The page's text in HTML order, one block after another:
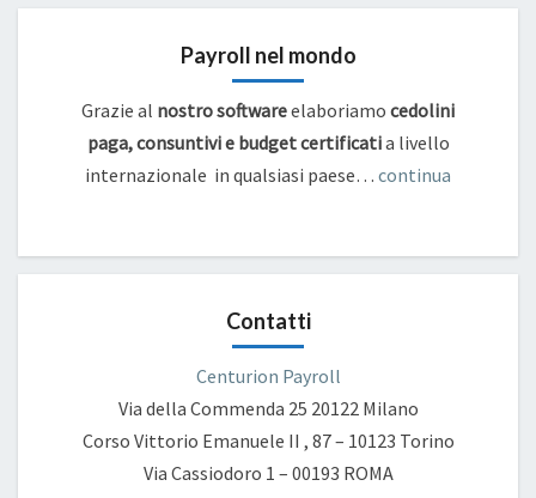
Payroll nel mondo
Grazie al nostro softwareelaboriamo cedolini
paga, consuntivi e budget certificatia livello
internazionale in qualsiasi paese… continua
Contatti
Centurion Payroll
Via della Commenda 25 20122 Milano
Corso Vittorio Emanuele II , 87 – 10123 Torino
Via Cassiodoro 1 – 00193 ROMA